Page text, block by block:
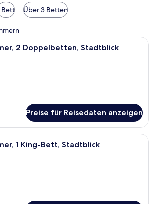
Bett Über 3 Betten
Ein Hotelzimmer mit zwei Betten,
2 Doppelbetten, Stadtblick
Preise für Reisedaten anzeigen
Ein Hotelzimmer mit einem großen
1 King-Bett, Stadtblick